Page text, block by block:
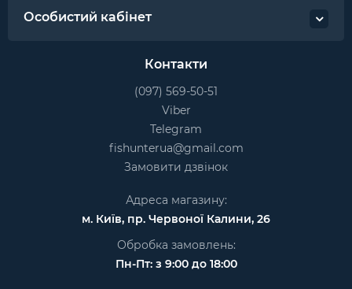
Особистий кабінет
Контакти
(097) 569-50-51
Viber
Telegram
fishunterua@gmail.com
Замовити дзвінок
Адреса магазину:
м. Київ, пр. Червоної Калини, 26
Обробка замовлень:
Пн-Пт: з 9:00 до 18:00